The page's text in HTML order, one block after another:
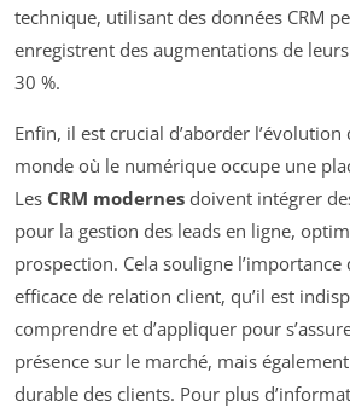
technique, utilisant des données CRM
enregistrent des augmentations de
30 %.
Enfin, il est crucial d’aborder l’évolution
monde où le numérique occupe une
Les CRM modernes doivent intégrer
pour la gestion des leads en ligne,
prospection. Cela souligne l’importance
efficace de relation client, qu’il est
comprendre et d’appliquer pour
présence sur le marché, mais
durable des clients. Pour plus